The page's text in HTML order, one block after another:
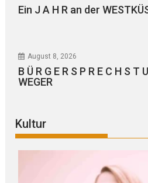
Ein J A H R an der
August 8, 2026
B Ü R G E R S P R E C H S T
WEGER
Kultur